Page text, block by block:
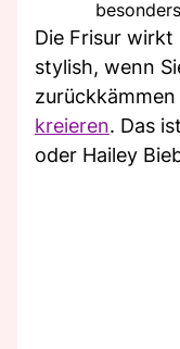
Die Frisur wirkt
stylish, wenn
zurückkämmen
kreieren. Das
oder Hailey